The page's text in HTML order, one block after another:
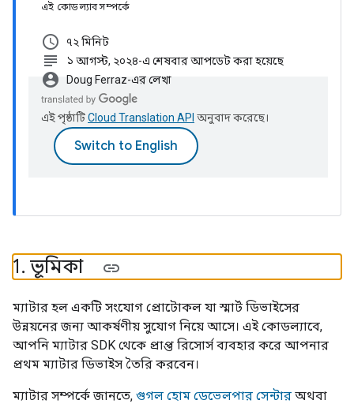
এই কোডল্যাব সম্পর্কে
schedule ৭২ মিনিট
subject ১ আগস্ট, ২০২৪-এ শেষবার আপডেট করা হয়েছে
account_circle Doug Ferraz-এর লেখা
এই পৃষ্ঠাটিCloud Translation API অনুবাদ করেছে।
1. ভূমিকা
ম্যাটার হল একটি সংযোগ প্রোটোকল যা স্মার্ট ডিভাইসের
উন্নয়নের জন্য আকর্ষণীয় সুযোগ নিয়ে আসে। এই কোডল্যাবে,
আপনি ম্যাটার SDK থেকে প্রাপ্ত রিসোর্স ব্যবহার করে আপনার
প্রথম ম্যাটার ডিভাইস তৈরি করবেন।
ম্যাটার সম্পর্কে জানতে, গুগল হোম ডেভেলপার সেন্টার অথবা